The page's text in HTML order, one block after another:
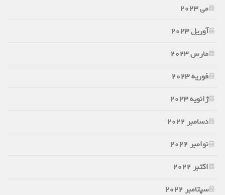
می 2023
آوریل 2023
مارس 2023
فوریه 2023
ژانویه 2023
دسامبر 2022
نوامبر 2022
اکتبر 2022
سپتامبر 2022